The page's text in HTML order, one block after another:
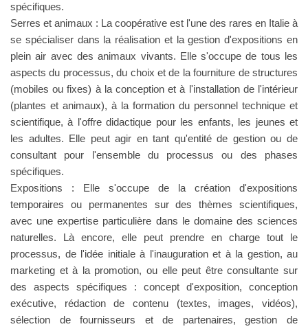
spécifiques.
Serres et animaux : La coopérative est l'une des rares en Italie à
se spécialiser dans la réalisation et la gestion d'expositions en
plein air avec des animaux vivants. Elle s'occupe de tous les
aspects du processus, du choix et de la fourniture de structures
(mobiles ou fixes) à la conception et à l'installation de l'intérieur
(plantes et animaux), à la formation du personnel technique et
scientifique, à l'offre didactique pour les enfants, les jeunes et
les adultes. Elle peut agir en tant qu'entité de gestion ou de
consultant pour l'ensemble du processus ou des phases
spécifiques.
Expositions : Elle s'occupe de la création d'expositions
temporaires ou permanentes sur des thèmes scientifiques,
avec une expertise particulière dans le domaine des sciences
naturelles. Là encore, elle peut prendre en charge tout le
processus, de l'idée initiale à l'inauguration et à la gestion, au
marketing et à la promotion, ou elle peut être consultante sur
des aspects spécifiques : concept d'exposition, conception
exécutive, rédaction de contenu (textes, images, vidéos),
sélection de fournisseurs et de partenaires, gestion de